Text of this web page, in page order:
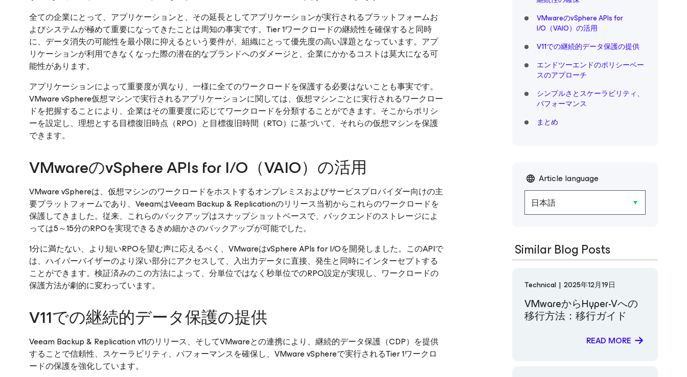
全ての企業にとって、アプリケーションと、その延長としてアプリケーションが実行されるプラットフォームお
よびシステムが極めて重要になってきたことは周知の事実です。Tier 1ワークロードの継続性を確保すると同時
に、データ消失の可能性を最小限に抑えるという要件が、組織にとって優先度の高い課題となっています。アプ
リケーションが利用できなくなった際の潜在的なブランドへのダメージと、企業にかかるコストは莫大になる可
能性があります。
アプリケーションによって重要度が異なり、一様に全てのワークロードを保護する必要はないことも事実です。
VMware vSphere仮想マシンで実行されるアプリケーションに関しては、仮想マシンごとに実行されるワークロー
ドを把握することにより、企業はその重要度に応じてワークロードを分類することができます。そこからポリシ
ーを設定し、理想とする目標復旧時点（RPO）と目標復旧時間（RTO）に基づいて、それらの仮想マシンを保護
できます。
VMwareのvSphere APIs for I/O（VAIO）の活用
VMware vSphereは、仮想マシンのワークロードをホストするオンプレミスおよびサービスプロバイダー向けの主
要プラットフォームであり、VeeamはVeeam Backup & Replicationのリリース当初からこれらのワークロードを
保護してきました。従来、これらのバックアップはスナップショットベースで、バックエンドのストレージによ
っては5～15分のRPOを実現できるきめ細かさのバックアップが可能でした。
1分に満たない、より短いRPOを望む声に応えるべく、VMwareはvSphere APIs for I/Oを開発しました。このAPIで
は、ハイパーバイザーのより深い部分にアクセスして、入出力データに直接、発生と同時にインターセプトする
ことができます。検証済みのこの方法によって、分単位ではなく秒単位でのRPO設定が実現し、ワークロードの
保護方法が劇的に変わっています。
V11での継続的データ保護の提供
Veeam Backup & Replication v11のリリース、そしてVMwareとの連携により、継続的データ保護（CDP）を提供
することで信頼性、スケーラビリティ、パフォーマンスを確保し、VMware vSphereで実行されるTier 1ワークロ
ードの保護を強化しています。
VMwareのvSphere APIs for
I/O（VAIO）の活用
V11での継続的データ保護の提供
エンドツーエンドのポリシーベー
スのアプローチ
シンプルさとスケーラビリティ、
パフォーマンス
まとめ
Article language
日本語
Similar Blog Posts
Technical | 2025年12月19日
VMwareからHyper-Vへの
移行方法：移行ガイド
READ MORE